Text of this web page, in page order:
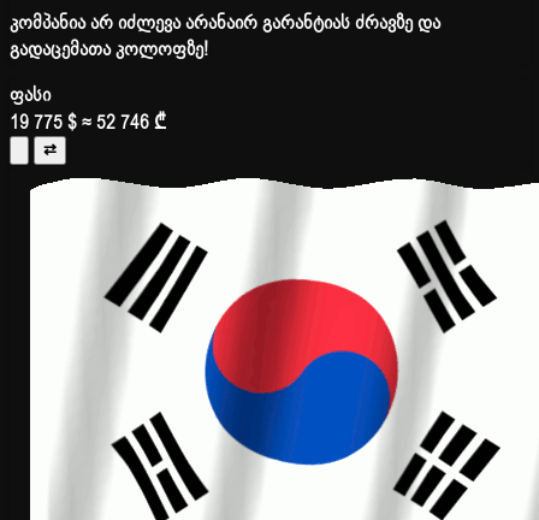
კომპანია არ იძლევა არანაირ გარანტიას ძრავზე და
გადაცემათა კოლოფზე!
ფასი
19 775 $≈ 52 746 ₾
⇄